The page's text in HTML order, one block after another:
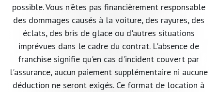
possible. Vous n'êtes pas financièrement responsable
des dommages causés à la voiture, des rayures, des
éclats, des bris de glace ou d'autres situations
imprévues dans le cadre du contrat. L'absence de
franchise signifie qu'en cas d'incident couvert par
l'assurance, aucun paiement supplémentaire ni aucune
déduction ne seront exigés. Ce format de location à